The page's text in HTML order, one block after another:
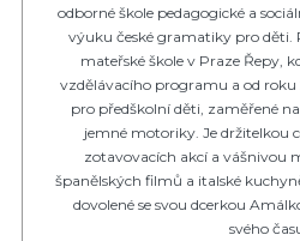
odborné škole pedagogické a
výuku české gramatiky pro děti.
mateřské škole v Praze Řepy,
vzdělávacího programu a od roku
pro předškolní děti, zaměřené
jemné motoriky. Je držitelkou
zotavovacích akcí a vášnivou
španělských filmů a italské
dovolené se svou dcerkou
svého